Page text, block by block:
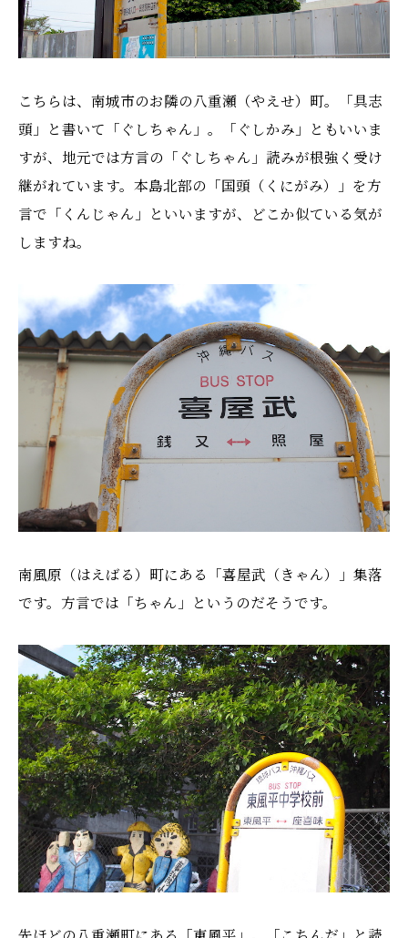
こちらは、南城市のお隣の八重瀬（やえせ）町。「具志
頭」と書いて「ぐしちゃん」。「ぐしかみ」ともいいま
すが、地元では方言の「ぐしちゃん」読みが根強く受け
継がれています。本島北部の「国頭（くにがみ）」を方
言で「くんじゃん」といいますが、どこか似ている気が
しますね。
南風原（はえばる）町にある「喜屋武（きゃん）」集落
です。方言では「ちゃん」というのだそうです。